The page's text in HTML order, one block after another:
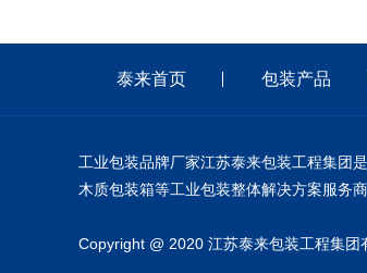
泰来首页 包装产品
工业包装品牌厂家江苏泰来包装工程集团
木质包装箱等工业包装整体解决方案服务
Copyright @ 2020 江苏泰来包装工程集团